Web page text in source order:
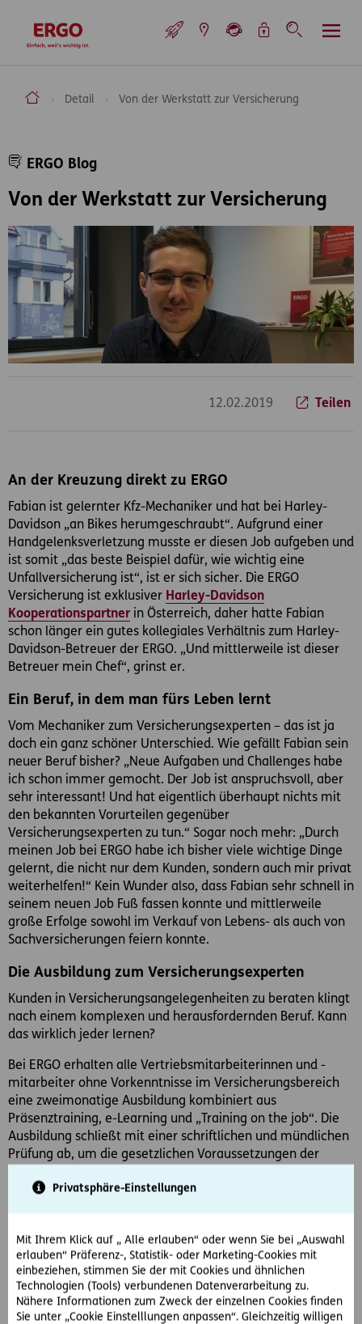
Privatsphäre-Einstellungen
Mit Ihrem Klick auf „ Alle erlauben“ oder wenn Sie bei „Auswahl
erlauben“ Präferenz-, Statistik- oder Marketing-Cookies mit
einbeziehen, stimmen Sie der mit Cookies und ähnlichen
Technologien (Tools) verbundenen Datenverarbeitung zu.
Nähere Informationen zum Zweck der einzelnen Cookies finden
Sie unter „Cookie Einstelllungen anpassen“. Gleichzeitig willigen
zur Startseite
ERGO Versicherung Aktiengesellschaft
Detail Von der Werkstatt zur Versicherung
Von der Werkstatt zur Versicherung
ERGO Blog
12.02.2019 Teilen
An der Kreuzung direkt zu ERGO
Fabian ist gelernter Kfz-Mechaniker und hat bei Harley-
Davidson „an Bikes herumgeschraubt“. Aufgrund einer
Handgelenksverletzung musste er diesen Job aufgeben und
ist somit „das beste Beispiel dafür, wie wichtig eine
Unfallversicherung ist“, ist er sich sicher. Die ERGO
Versicherung ist exklusiver Harley-Davidson
Kooperationspartner in Österreich, daher hatte Fabian
schon länger ein gutes kollegiales Verhältnis zum Harley-
Davidson-Betreuer der ERGO. „Und mittlerweile ist dieser
Betreuer mein Chef“, grinst er.
Ein Beruf, in dem man fürs Leben lernt
Vom Mechaniker zum Versicherungsexperten – das ist ja
doch ein ganz schöner Unterschied. Wie gefällt Fabian sein
neuer Beruf bisher? „Neue Aufgaben und Challenges habe
ich schon immer gemocht. Der Job ist anspruchsvoll, aber
sehr interessant! Und hat eigentlich überhaupt nichts mit
den bekannten Vorurteilen gegenüber
Versicherungsexperten zu tun.“ Sogar noch mehr: „Durch
meinen Job bei ERGO habe ich bisher viele wichtige Dinge
gelernt, die nicht nur dem Kunden, sondern auch mir privat
weiterhelfen!“ Kein Wunder also, dass Fabian sehr schnell in
seinem neuen Job Fuß fassen konnte und mittlerweile
große Erfolge sowohl im Verkauf von Lebens- als auch von
Sachversicherungen feiern konnte.
Die Ausbildung zum Versicherungsexperten
Kunden in Versicherungsangelegenheiten zu beraten klingt
nach einem komplexen und herausfordernden Beruf. Kann
das wirklich jeder lernen?
Bei ERGO erhalten alle Vertriebsmitarbeiterinnen und -
mitarbeiter ohne Vorkenntnisse im Versicherungsbereich
eine zweimonatige Ausbildung kombiniert aus
Präsenztraining, e-Learning und „Training on the job“. Die
Ausbildung schließt mit einer schriftlichen und mündlichen
Prüfung ab, um die gesetzlichen Voraussetzungen der
Die Inhalte der Ausbildung erstrecken sich von
Sachversicherung, Kfz-Versicherung, Unfallversicherung
sowie Lebensversicherung. Neben der fachlichen
Ausbildung bekommen die neuen Kolleginnen und Kollegen
auch Verkaufstrainings sowie Schulungen in den Bereichen
Kommunikation, Präsentation und Social Media.